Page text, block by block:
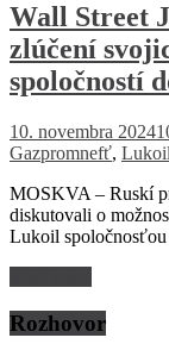
Wall Street
zlúčení
spoločností
10. novembra 2024
Gazpromnefť, Lukoil
MOSKVA – Ruskí
diskutovali o
Lukoil
Rozhovor